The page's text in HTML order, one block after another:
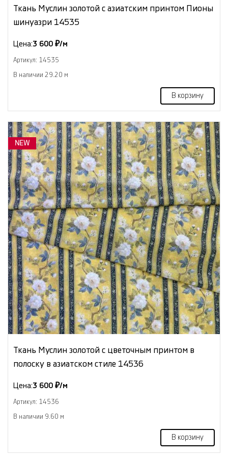
Ткань Муслин золотой с азиатским принтом Пионы
шинуазри 14535
Цена:3 600 ₽/м
Артикул: 14535
В наличии 29.20 м
В корзину
NEW
Ткань Муслин золотой с цветочным принтом в
полоску в азиатском стиле 14536
Цена:3 600 ₽/м
Артикул: 14536
В наличии 9.60 м
В корзину